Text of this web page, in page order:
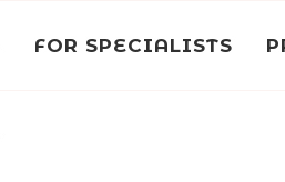
FOR SPECIALISTS